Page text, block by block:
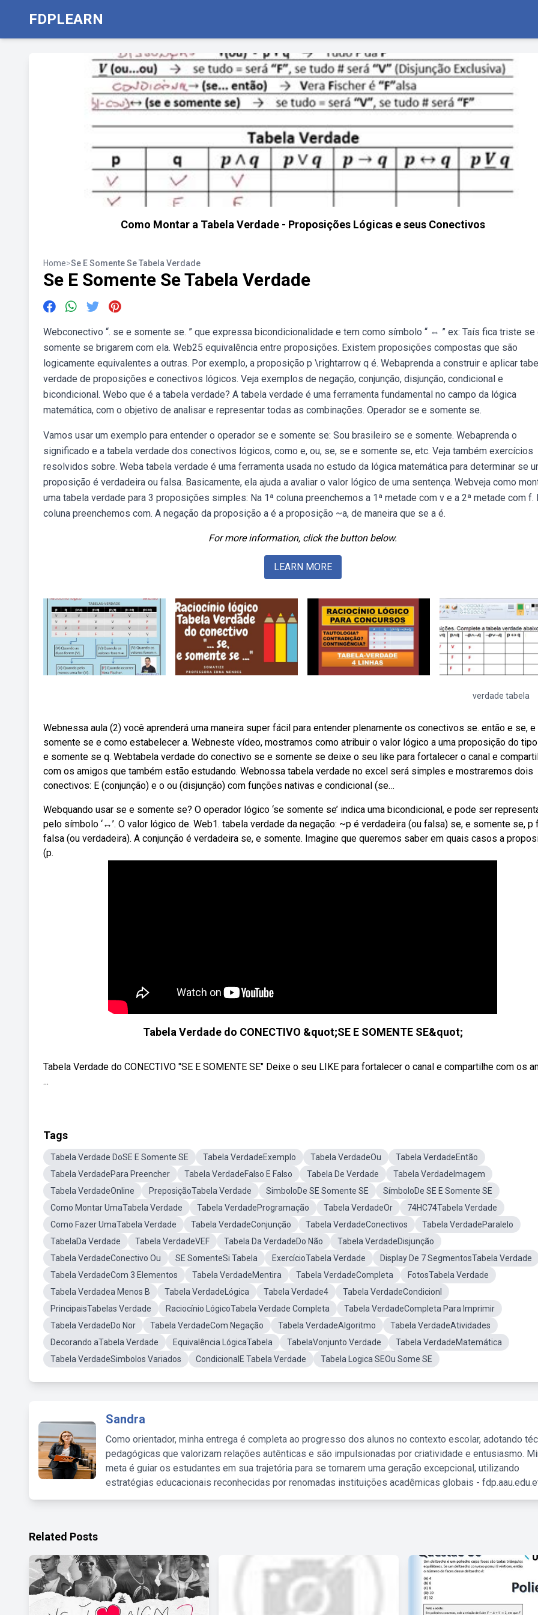
FDPLEARN
Como Montar a Tabela Verdade - Proposições Lógicas e seus Conectivos
Home>Se E Somente Se Tabela Verdade
Se E Somente Se Tabela Verdade
Webconectivo “. se e somente se. ” que expressa bicondicionalidade e tem como símbolo “ ⇔ ” ex: Taís fica triste se
somente se brigarem com ela. Web25 equivalência entre proposições. Existem proposições compostas que são
logicamente equivalentes a outras. Por exemplo, a proposição p \rightarrow q é. Webaprenda a construir e aplicar
verdade de proposições e conectivos lógicos. Veja exemplos de negação, conjunção, disjunção, condicional e
bicondicional. Webo que é a tabela verdade? A tabela verdade é uma ferramenta fundamental no campo da lógica
matemática, com o objetivo de analisar e representar todas as combinações. Operador se e somente se.
Vamos usar um exemplo para entender o operador se e somente se: Sou brasileiro se e somente. Webaprenda o
significado e a tabela verdade dos conectivos lógicos, como e, ou, se, se e somente se, etc. Veja também exercícios
resolvidos sobre. Weba tabela verdade é uma ferramenta usada no estudo da lógica matemática para determinar se
proposição é verdadeira ou falsa. Basicamente, ela ajuda a avaliar o valor lógico de uma sentença. Webveja como
uma tabela verdade para 3 proposições simples: Na 1ª coluna preenchemos a 1ª metade com v e a 2ª metade com f.
coluna preenchemos com. A negação da proposição a é a proposição ~a, de maneira que se a é.
For more information, click the button below.
LEARN MORE
verdade tabela
Webnessa aula (2) você aprenderá uma maneira super fácil para entender plenamente os conectivos se. então e se, e
somente se e como estabelecer a. Webneste vídeo, mostramos como atribuir o valor lógico a uma proposição do
e somente se q. Webtabela verdade do conectivo se e somente se deixe o seu like para fortalecer o canal e
com os amigos que também estão estudando. Webnossa tabela verdade no excel será simples e mostraremos dois
conectivos: E (conjunção) e o ou (disjunção) com funções nativas e condicional (se…
Webquando usar se e somente se? O operador lógico ‘se somente se’ indica uma bicondicional, e pode ser
pelo símbolo ‘↔’. O valor lógico de. Web1. tabela verdade da negação: ~p é verdadeira (ou falsa) se, e somente se, p
falsa (ou verdadeira). A conjunção é verdadeira se, e somente. Imagine que queremos saber em quais casos a
(p.
Tabela Verdade do CONECTIVO &quot;SE E SOMENTE SE&quot;
Tabela Verdade do CONECTIVO "SE E SOMENTE SE" Deixe o seu LIKE para fortalecer o canal e compartilhe com os
...
Tags
Tabela Verdade DoSE E Somente SE Tabela VerdadeExemplo Tabela VerdadeOu
Tabela VerdadeEntão
Tabela VerdadePara Preencher
Tabela VerdadeFalso E Falso Tabela De Verdade
Tabela VerdadeImagem
Tabela VerdadeOnline
PreposiçãoTabela Verdade SimboloDe SE Somente SE
SímboloDe SE E Somente SE
Como Montar UmaTabela Verdade
Tabela VerdadeProgramação Tabela VerdadeOr
74HC74Tabela Verdade
Como Fazer UmaTabela Verdade
Tabela VerdadeConjunção Tabela VerdadeConectivos
Tabela VerdadeParalelo
TabelaDa Verdade
Tabela VerdadeVEF Tabela Da VerdadeDo Não
Tabela VerdadeDisjunção
Tabela VerdadeConectivo Ou
SE SomenteSi Tabela ExercícioTabela Verdade
Display De 7 SegmentosTabela Verdade
Tabela VerdadeCom 3 Elementos
Tabela VerdadeMentira Tabela VerdadeCompleta
FotosTabela Verdade
Tabela Verdadea Menos B
Tabela VerdadeLógica Tabela Verdade4
Tabela VerdadeCondicionl
PrincipaisTabelas Verdade
Raciocínio LógicoTabela Verdade Completa
Tabela VerdadeCompleta Para Imprimir
Tabela VerdadeDo Nor
Tabela VerdadeCom Negação Tabela VerdadeAlgoritmo
Tabela VerdadeAtividades
Decorando aTabela Verdade
Equivalência LógicaTabela TabelaVonjunto Verdade
Tabela VerdadeMatemática
Tabela VerdadeSimbolos Variados
CondicionalE Tabela Verdade Tabela Logica SEOu Some SE
Sandra
Como orientador, minha entrega é completa ao progresso dos alunos no contexto escolar, adotando
pedagógicas que valorizam relações autênticas e são impulsionadas por criatividade e entusiasmo.
meta é guiar os estudantes em sua trajetória para se tornarem uma geração excepcional, utilizando
estratégias educacionais reconhecidas por renomadas instituições acadêmicas globais -
Related Posts